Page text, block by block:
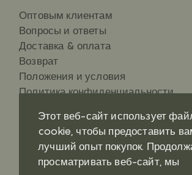
Оптовым клиентам
Вопросы и ответы
Доставка & оплата
Возврат
Положения и условия
Политика конфиденциальности
Контакты
Этот веб-сайт использует
cookie, чтобы предоставить
лучший опыт покупок.
просматривать веб-сайт, мы